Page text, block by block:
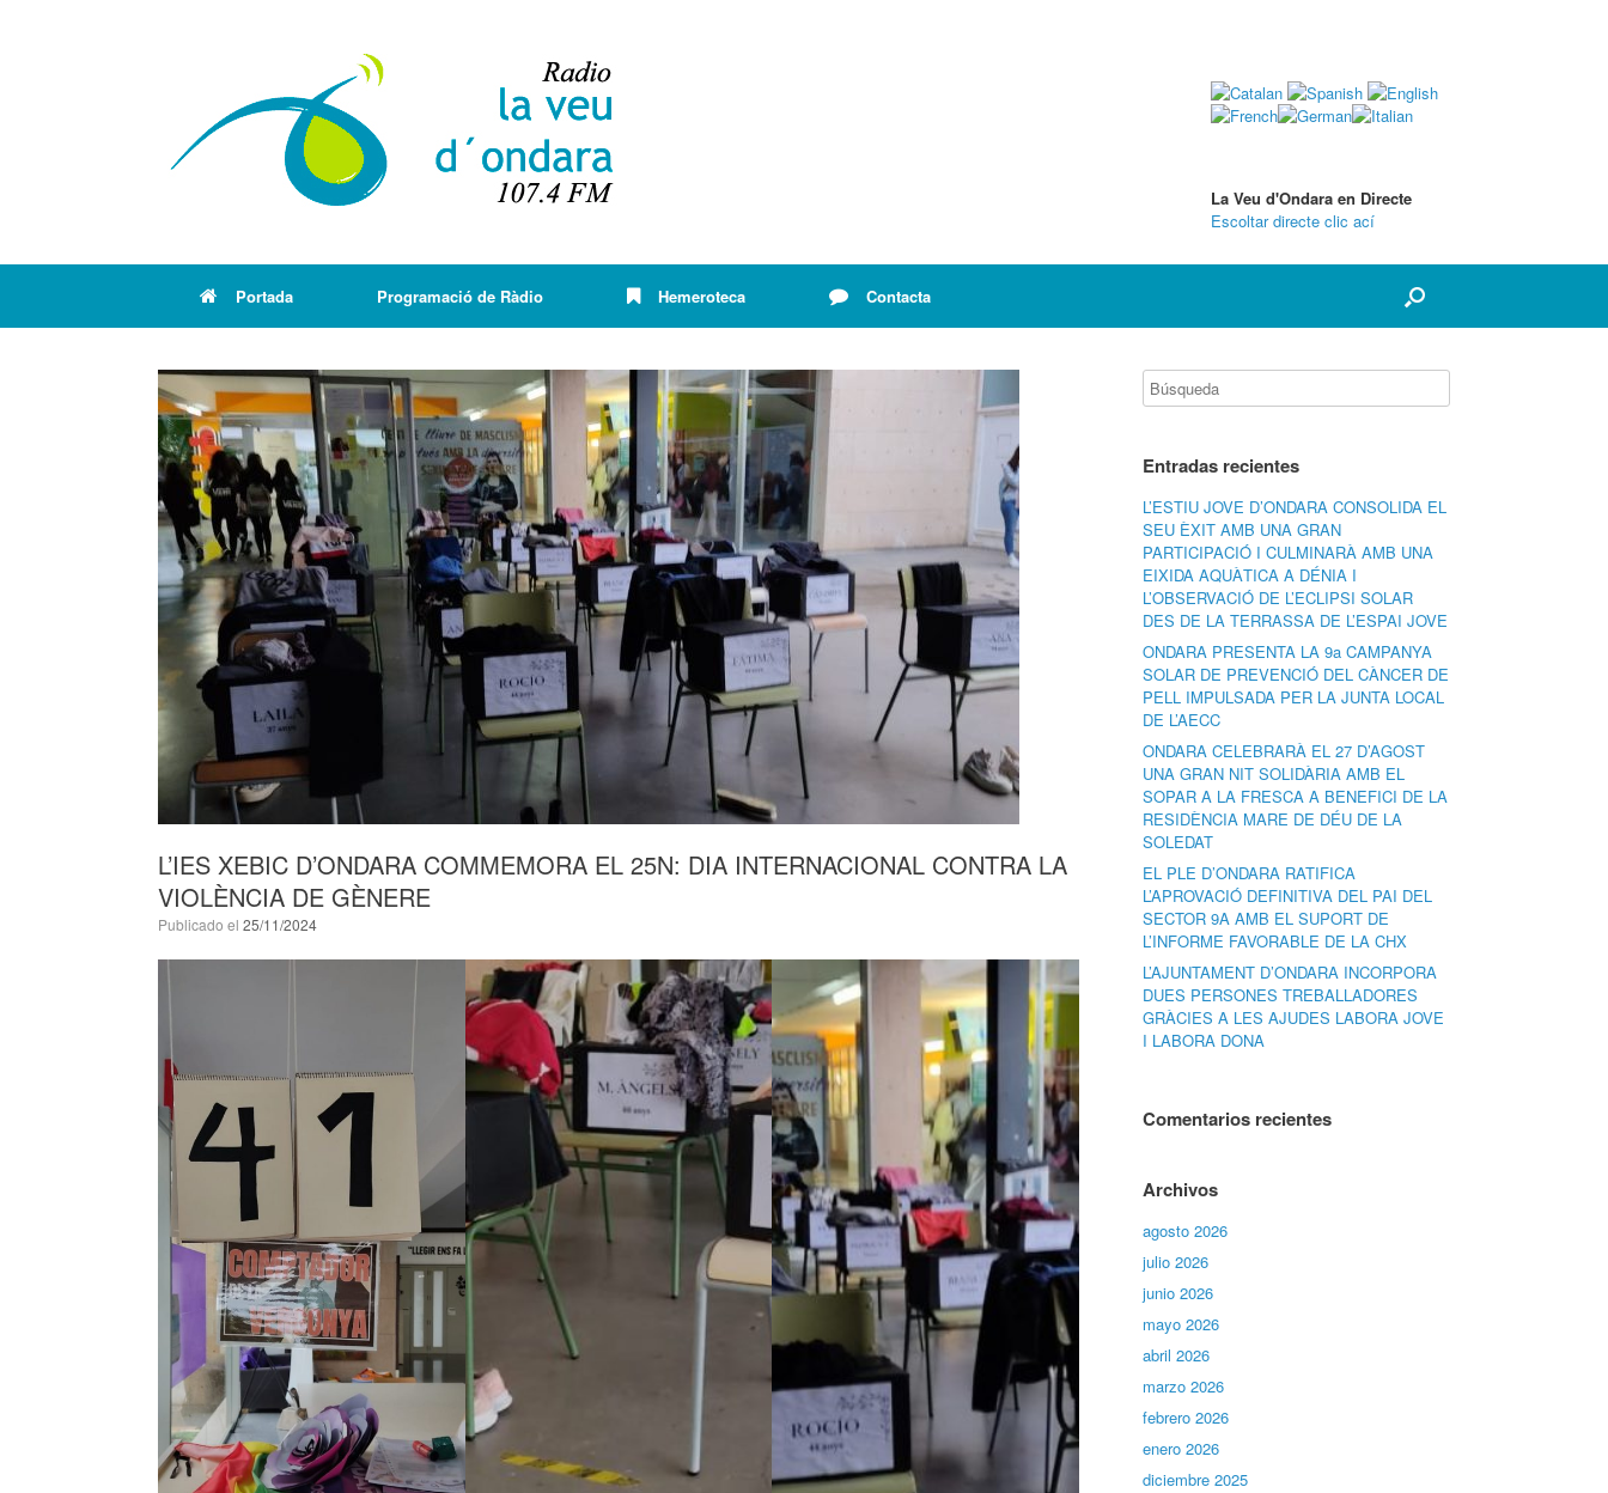
La Veu d'Ondara en Directe
Escoltar directe clic ací
Portada Programació de Ràdio Hemeroteca Contacta
L’IES XEBIC D’ONDARA COMMEMORA EL 25N: DIA INTERNACIONAL CONTRA LA
VIOLÈNCIA DE GÈNERE
Publicado el 25/11/2024
Entradas recientes
L’ESTIU JOVE D’ONDARA CONSOLIDA EL
SEU ÈXIT AMB UNA GRAN
PARTICIPACIÓ I CULMINARÀ AMB UNA
EIXIDA AQUÀTICA A DÉNIA I
L’OBSERVACIÓ DE L’ECLIPSI SOLAR
DES DE LA TERRASSA DE L’ESPAI JOVE
ONDARA PRESENTA LA 9a CAMPANYA
SOLAR DE PREVENCIÓ DEL CÀNCER DE
PELL IMPULSADA PER LA JUNTA LOCAL
DE L’AECC
ONDARA CELEBRARÀ EL 27 D’AGOST
UNA GRAN NIT SOLIDÀRIA AMB EL
SOPAR A LA FRESCA A BENEFICI DE LA
RESIDÈNCIA MARE DE DÉU DE LA
SOLEDAT
EL PLE D’ONDARA RATIFICA
L’APROVACIÓ DEFINITIVA DEL PAI DEL
SECTOR 9A AMB EL SUPORT DE
L’INFORME FAVORABLE DE LA CHX
L’AJUNTAMENT D’ONDARA INCORPORA
DUES PERSONES TREBALLADORES
GRÀCIES A LES AJUDES LABORA JOVE
I LABORA DONA
Comentarios recientes
Archivos
agosto 2026
julio 2026
junio 2026
mayo 2026
abril 2026
marzo 2026
febrero 2026
enero 2026
diciembre 2025